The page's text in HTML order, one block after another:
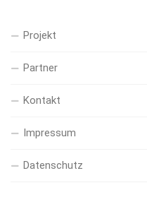
Projekt
Partner
Kontakt
Impressum
Datenschutz